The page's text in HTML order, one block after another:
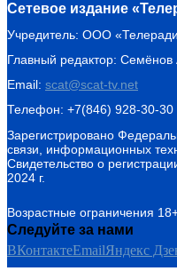
Сетевое издание
Учредитель: ООО
Главный редактор: Семёнов
Email: scat@scat-tv.net
Телефон: +7(846) 928-30-30
Зарегистрировано
связи, информационных
Свидетельство о
2024 г.
Возрастные ограничения
Следуйте за нами
ВКонтактеEmailЯндекс